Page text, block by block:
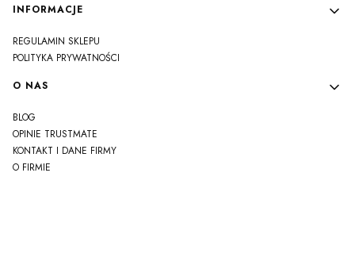
INFORMACJE
REGULAMIN SKLEPU
POLITYKA PRYWATNOŚCI
O NAS
BLOG
OPINIE TRUSTMATE
KONTAKT I DANE FIRMY
O FIRMIE